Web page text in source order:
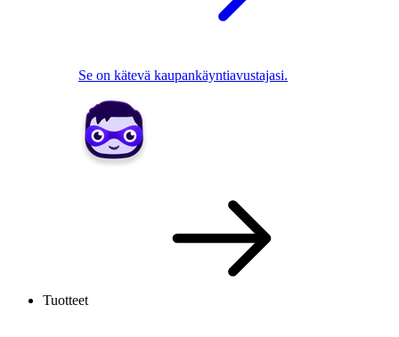
Se on kätevä kaupankäyntiavustajasi.
Tuotteet